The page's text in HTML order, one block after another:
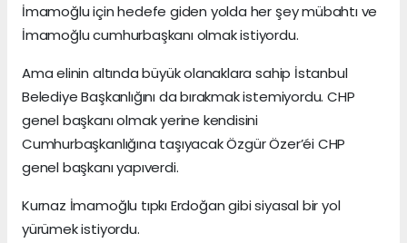
İmamoğlu için hedefe giden yolda her şey mübahtı ve
İmamoğlu cumhurbaşkanı olmak istiyordu.
Ama elinin altında büyük olanaklara sahip İstanbul
Belediye Başkanlığını da bırakmak istemiyordu. CHP
genel başkanı olmak yerine kendisini
Cumhurbaşkanlığına taşıyacak Özgür Özer’éi CHP
genel başkanı yapıverdi.
Kurnaz İmamoğlu tıpkı Erdoğan gibi siyasal bir yol
yürümek istiyordu.